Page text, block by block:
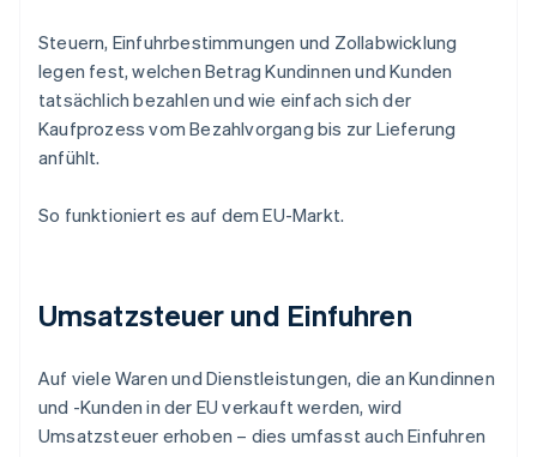
Steuern, Einfuhrbestimmungen und Zollabwicklung
legen fest, welchen Betrag Kundinnen und Kunden
tatsächlich bezahlen und wie einfach sich der
Kaufprozess vom Bezahlvorgang bis zur Lieferung
anfühlt.
So funktioniert es auf dem EU-Markt.
Umsatzsteuer und Einfuhren
Auf viele Waren und Dienstleistungen, die an Kundinnen
und -Kunden in der EU verkauft werden, wird
Umsatzsteuer erhoben – dies umfasst auch Einfuhren